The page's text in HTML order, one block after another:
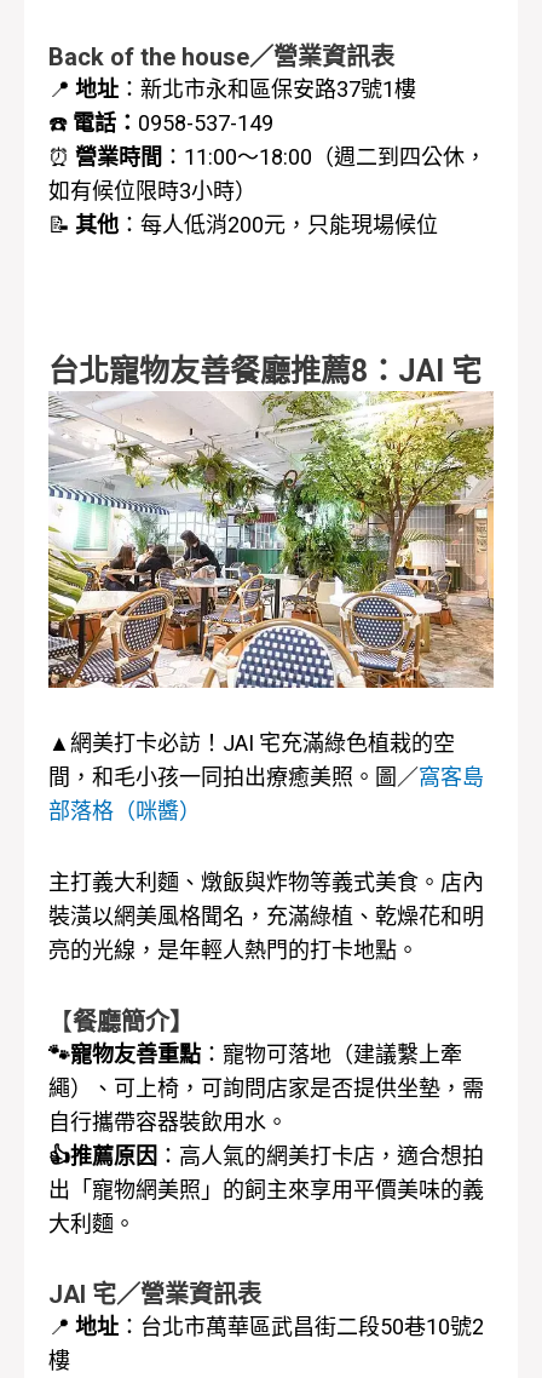
Back of the house／營業資訊表
📍 地址 ：新北市永和區保安路37號1樓
☎️ 電話： 0958-537-149
⏰ 營業時間 ： 11:00～18:00（週二到四公休，
如有候位限時3小時）
📝 其他 ：每人低消200元，只能現場候位
台北寵物友善餐廳推薦8：JAI 宅
▲網美打卡必訪！JAI 宅充滿綠色植栽的空
間，和毛小孩一同拍出療癒美照。圖／窩客島
部落格（咪醬）
主打義大利麵、燉飯與炸物等義式美食。店內
裝潢以網美風格聞名，充滿綠植、乾燥花和明
亮的光線，是年輕人熱門的打卡地點。
【餐廳簡介】
🐾寵物友善重點 ：寵物可落地（建議繫上牽
繩）、可上椅，可詢問店家是否提供坐墊，需
自行攜帶容器裝飲用水。
👍推薦原因 ：高人氣的網美打卡店，適合想拍
出「寵物網美照」的飼主來享用平價美味的義
大利麵。
JAI 宅／營業資訊表
📍 地址 ： 台北市萬華區武昌街二段50巷10號2
樓